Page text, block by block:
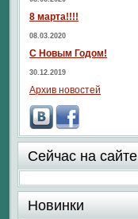
8 марта!!!!
08.03.2020
С Новым Годом!
30.12.2019
Архив новостей
Сейчас на сайте
Новинки